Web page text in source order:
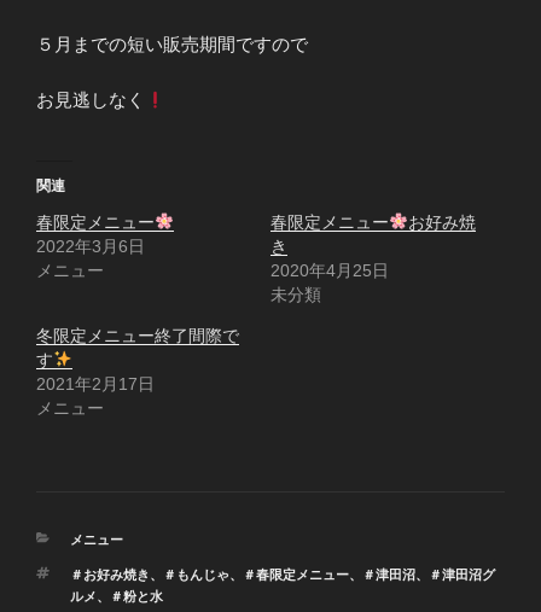
５月までの短い販売期間ですので
お見逃しなく
関連
春限定メニュー
2022年3月6日
メニュー
春限定メニュー
お好み焼
き
2020年4月25日
未分類
冬限定メニュー終了間際で
す
2021年2月17日
メニュー
カ
ゴ
リ
メニュー
タ
グ
＃お好み焼き 、 ＃もんじゃ、 ＃春限定メニュー、 ＃津田沼、
＃津田沼グ
ルメ、 ＃粉と水